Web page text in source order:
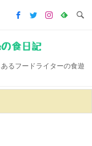
食日記
るフードライターの食遊